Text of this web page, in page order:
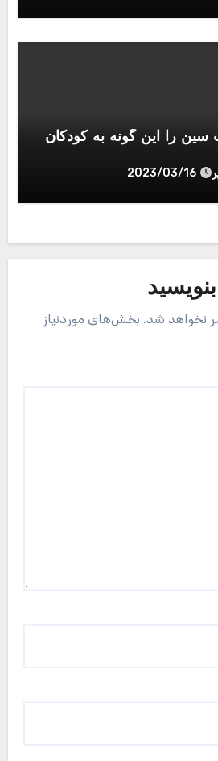
را این گونه به کودکان
2023/03/16
نخواهد شد. بخش‌های موردنیاز